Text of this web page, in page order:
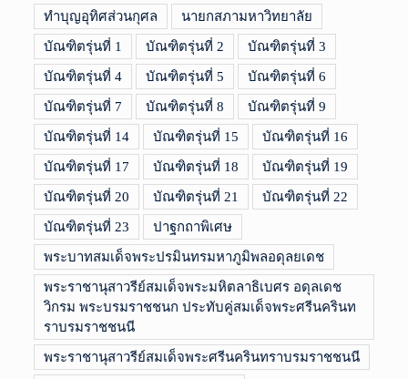
ทำบุญอุทิศส่วนกุศล นายกสภามหาวิทยาลัย
บัณฑิตรุ่นที่ 1 บัณฑิตรุ่นที่ 2 บัณฑิตรุ่นที่ 3
บัณฑิตรุ่นที่ 4 บัณฑิตรุ่นที่ 5 บัณฑิตรุ่นที่ 6
บัณฑิตรุ่นที่ 7 บัณฑิตรุ่นที่ 8 บัณฑิตรุ่นที่ 9
บัณฑิตรุ่นที่ 14 บัณฑิตรุ่นที่ 15 บัณฑิตรุ่นที่ 16
บัณฑิตรุ่นที่ 17 บัณฑิตรุ่นที่ 18 บัณฑิตรุ่นที่ 19
บัณฑิตรุ่นที่ 20 บัณฑิตรุ่นที่ 21 บัณฑิตรุ่นที่ 22
บัณฑิตรุ่นที่ 23 ปาฐกถาพิเศษ
พระบาทสมเด็จพระปรมินทรมหาภูมิพลอดุลยเดช
พระราชานุสาวรีย์สมเด็จพระมหิตลาธิเบศร อดุลเดช
วิกรม พระบรมราชชนก ประทับคู่สมเด็จพระศรีนครินท
ราบรมราชชนนี
พระราชานุสาวรีย์สมเด็จพระศรีนครินทราบรมราชชนนี